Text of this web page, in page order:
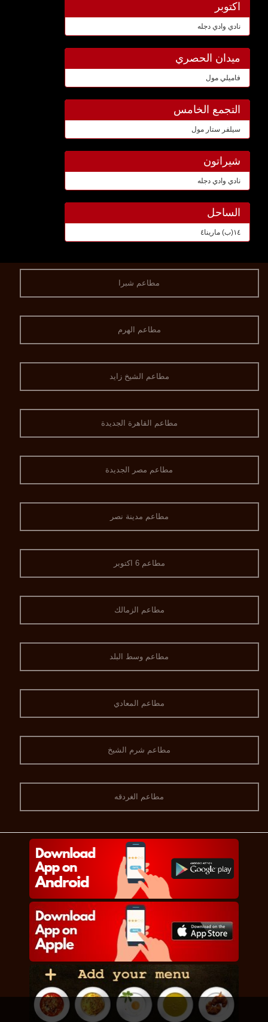
اكتوبر
نادي وادي دجله
ميدان الحصري
فاميلي مول
التجمع الخامس
سيلفر ستار مول
شيراتون
نادي وادي دجله
الساحل
١٤(ب) مارينا٤
مطاعم شبرا
مطاعم الهرم
مطاعم الشيخ زايد
مطاعم القاهرة الجديدة
مطاعم مصر الجديدة
مطاعم مدينة نصر
مطاعم 6 اكتوبر
مطاعم الزمالك
مطاعم وسط البلد
مطاعم المعادي
مطاعم شرم الشيخ
مطاعم الغردقه